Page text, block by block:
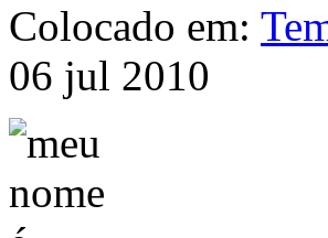
Colocado em:
06 jul 2010